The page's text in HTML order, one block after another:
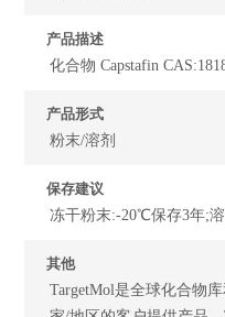
产品描述
化合物 Capstafin
产品形式
粉末/溶剂
保存建议
冻干粉末:-20℃保存3年;
其他
TargetMol是全球化合物